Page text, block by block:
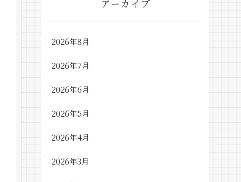
アーカイブ
2026年8月
2026年7月
2026年6月
2026年5月
2026年4月
2026年3月